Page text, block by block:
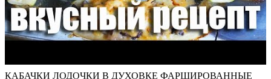
КАБАЧКИ ЛОДОЧКИ В ДУХОВКЕ ФАРШИРОВАННЫЕ